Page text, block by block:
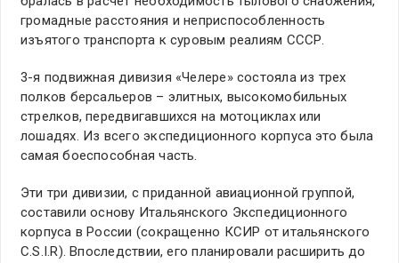
громадные расстояния и неприспособленность
изъятого транспорта к суровым реалиям СССР.
3-я подвижная дивизия «Челере» состояла из трех
полков берсальеров – элитных, высокомобильных
стрелков, передвигавшихся на мотоциклах или
лошадях. Из всего экспедиционного корпуса это была
самая боеспособная часть.
Эти три дивизии, с приданной авиационной группой,
составили основу Итальянского Экспедиционного
корпуса в России (сокращенно КСИР от итальянского
C.S.I.R). Впоследствии, его планировали расширить до